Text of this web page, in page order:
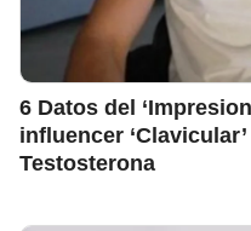
6 Datos del
influencer
Testosterona